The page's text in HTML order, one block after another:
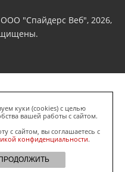
"Спайдерс Веб", 2026,
куки (cookies) с целью
вашей работы с сайтом.
с сайтом, вы соглашаетесь с
конфиденциальности.
ПРОДОЛЖИТЬ